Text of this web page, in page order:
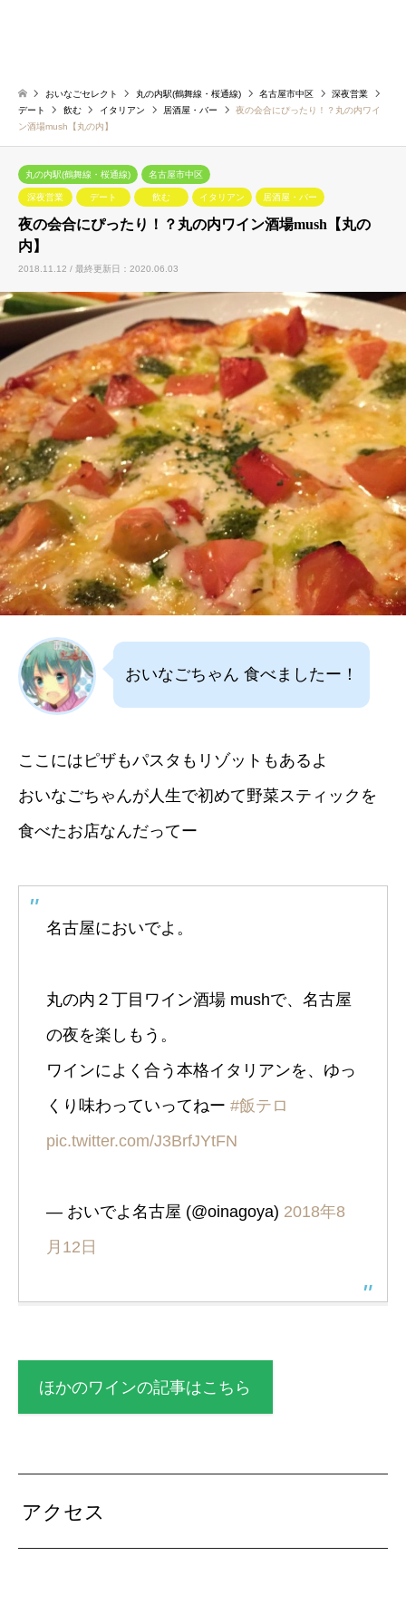
おいなごセレクト 丸の内駅(鶴舞線・桜通線) 名古屋市中区
深夜営業
デート
飲む イタリアン 居酒屋・バー
夜の会合にぴったり！？丸の内ワイ
ン酒場mush【丸の内】
丸の内駅(鶴舞線・桜通線) 名古屋市中区
深夜営業 デート 飲む イタリアン 居酒屋・バー
夜の会合にぴったり！？丸の内ワイン酒場mush【丸の
内】
2018.11.12 / 最終更新日：2020.06.03
おいなごちゃん 食べましたー！
ここにはピザもパスタもリゾットもあるよ
おいなごちゃんが人生で初めて野菜スティックを
食べたお店なんだってー
名古屋においでよ。
丸の内２丁目ワイン酒場 mushで、名古屋
の夜を楽しもう。
ワインによく合う本格イタリアンを、ゆっ
くり味わっていってねー #飯テロ
pic.twitter.com/J3BrfJYtFN
— おいでよ名古屋 (@oinagoya) 2018年8
月12日
ほかのワインの記事はこちら
アクセス